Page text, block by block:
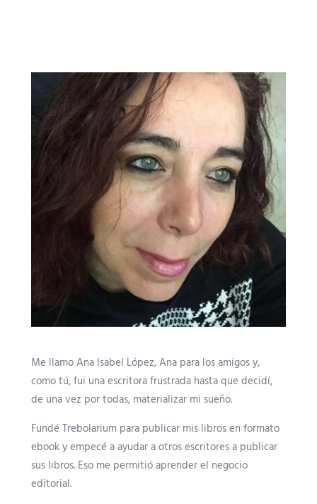
Me llamo Ana Isabel López, Ana para los amigos y,
como tú, fui una escritora frustrada hasta que decidí,
de una vez por todas, materializar mi sueño.
Fundé Trebolarium para publicar mis libros en formato
ebook y empecé a ayudar a otros escritores a publicar
sus libros. Eso me permitió aprender el negocio
editorial.